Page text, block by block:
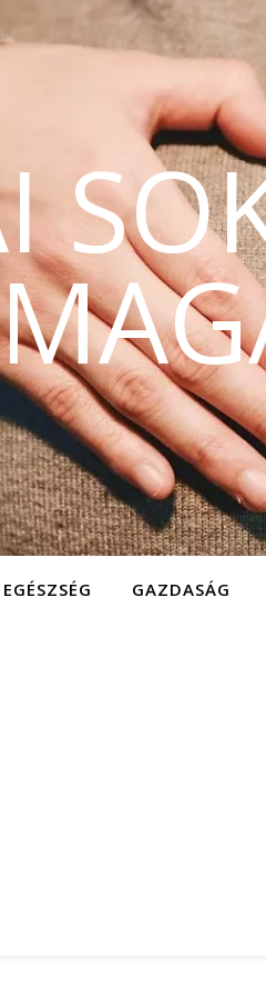
EGÉSZSÉG GAZDASÁG